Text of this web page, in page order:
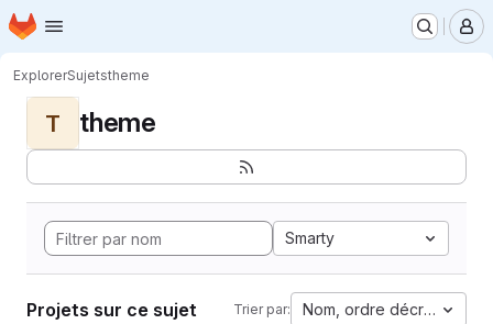
Passer au contenu principal
Page d'accueil
ExplorerSujetstheme
T theme
Smarty
Projets sur ce sujet Trier par: Nom, ordre décroissant